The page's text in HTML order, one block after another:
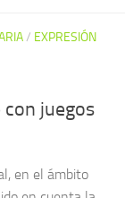
/ EXPRESIÓN
juegos
en el ámbito